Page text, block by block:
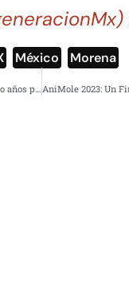
México Morena
Juan Collado obtiene libertad provisional tras cuatro años preso por lavado de dinero